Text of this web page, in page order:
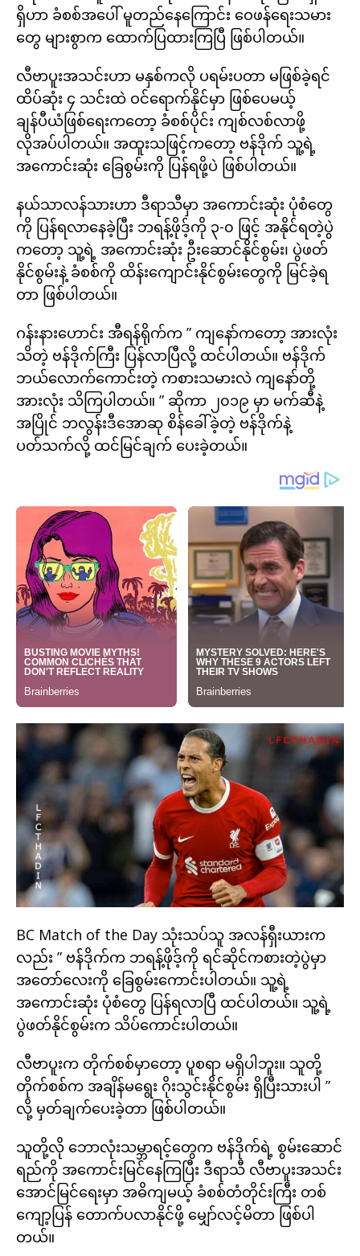
ရှိဟာ ခံစစ်အပေါ် မူတည်နေကြောင်း ဝေဖန်ရေးသမား
တွေ များစွာက ထောက်ပြထားကြပြီ ဖြစ်ပါတယ်။
လီဗာပူးအသင်းဟာ မနှစ်ကလို ပရမ်းပတာ မဖြစ်ခဲ့ရင်
ထိပ်ဆုံး ၄ သင်းထဲ ဝင်ရောက်နိုင်မှာ ဖြစ်ပေမယ့်
ချန်ပီယံဖြစ်ရေးကတော့ ခံစစ်ပိုင်း ကျစ်လစ်လာဖို့
လိုအပ်ပါတယ်။ အထူးသဖြင့်ကတော့ ဗန်ဒိုက် သူ့ရဲ့
အကောင်းဆုံး ခြေစွမ်းကို ပြန်ရဖို့ပဲ ဖြစ်ပါတယ်။
နယ်သာလန်သားဟာ ဒီရာသီမှာ အကောင်းဆုံး ပုံစံတွေ
ကို ပြန်ရလာနေခဲ့ပြီး ဘရန့်ဖိုဒ့်ကို ၃-၀ ဖြင့် အနိုင်ရတဲ့ပွဲ
ကတော့ သူ့ရဲ့ အကောင်းဆုံး ဦးဆောင်နိုင်စွမ်း၊ ပွဲဖတ်
နိုင်စွမ်းနဲ့ ခံစစ်ကို ထိန်းကျောင်းနိုင်စွမ်းတွေကို မြင်ခဲ့ရ
တာ ဖြစ်ပါတယ်။
ဂန်းနားဟောင်း အီရန်ရိုက်က ” ကျနော်ကတော့ အားလုံး
သိတဲ့ ဗန်ဒိုက်ကြီး ပြန်လာပြီလို့ ထင်ပါတယ်။ ဗန်ဒိုက်
ဘယ်လောက်ကောင်းတဲ့ ကစားသမားလဲ ကျနော်တို့
အားလုံး သိကြပါတယ်။ ” ဆိုကာ ၂၀၁၉ မှာ မက်ဆီနဲ့
အပြိုင် ဘလွန်းဒီအောဆု စိန်ခေါ်ခဲ့တဲ့ ဗန်ဒိုက်နဲ့
ပတ်သက်လို့ ထင်မြင်ချက် ပေးခဲ့တယ်။
BC Match of the Day သုံးသပ်သူ အလန်ရှီးယားက
လည်း ” ဗန်ဒိုက်က ဘရန့်ဖိုဒ့်ကို ရင်ဆိုင်ကစားတဲ့ပွဲမှာ
အတော်လေးကို ခြေစွမ်းကောင်းပါတယ်။ သူ့ရဲ့
အကောင်းဆုံး ပုံစံတွေ ပြန်ရလာပြီ ထင်ပါတယ်။ သူ့ရဲ့
ပွဲဖတ်နိုင်စွမ်းက သိပ်ကောင်းပါတယ်။
လီဗာပူးက တိုက်စစ်မှာတော့ ပူစရာ မရှိပါဘူး။ သူတို့
တိုက်စစ်က အချိန်မရွေး ဂိုးသွင်းနိုင်စွမ်း ရှိပြီးသားပါ ”
လို့ မှတ်ချက်ပေးခဲ့တာ ဖြစ်ပါတယ်။
သူတို့လို ဘောလုံးသမ္ဘာရင့်တွေက ဗန်ဒိုက်ရဲ့ စွမ်းဆောင်
ရည်ကို အကောင်းမြင်နေကြပြီး ဒီရာသီ လီဗာပူးအသင်း
အောင်မြင်ရေးမှာ အဓိကျမယ့် ခံစစ်တံတိုင်းကြီး တစ်
ကျော့ပြန် တောက်ပလာနိုင်ဖို့ မျှော်လင့်မိတာ ဖြစ်ပါ
တယ်။